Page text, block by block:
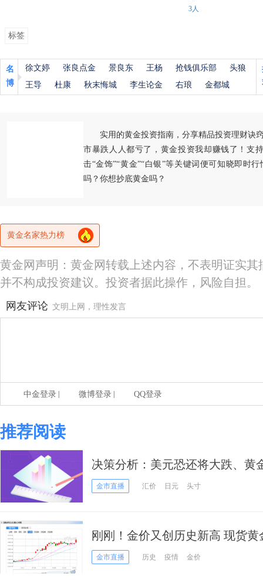
3人
标签
名
博
徐文婷 张良点金 景良东 王杨 抢钱俱乐部
头狼
王导
杜康 秋末悔城 李生论金 右琅 金都城
实用的黄金投资指南，分享精品投资理财诀
市暴跌人人都亏了，黄金投资我却赚钱了！支
击“金饰”“黄金”“白银”等关键词便可知晓即时
吗？你想抄底黄金吗？
黄金名家热力榜
黄金网声明：黄金网转载上述内容，不表明证实
并不构成投资建议。投资者据此操作，风险自担。
网友评论 文明上网，理性发言
中金登录 | 微博登录 | QQ登录
推荐阅读
决策分析：美元恐还将大跌、黄
金市直播 汇价 日元 头寸
刚刚！金价又创历史新高 现货黄
涨逾6%！
金市直播 历史 疫情 金价